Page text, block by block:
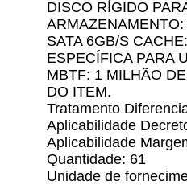
DISCO RÍGIDO
SATA 6GB/S
ESPECÍFICA PARA
MBTF: 1 MILHÃO
DO ITEM.
Tratamento
Aplicabilidade
Aplicabilidade
Quantidade: 61
Unidade de